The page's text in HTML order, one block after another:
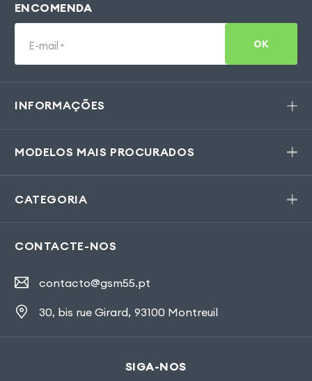
ENCOMENDA
E-mail * OK
INFORMAÇÕES
MODELOS MAIS PROCURADOS
CATEGORIA
CONTACTE-NOS
contacto@gsm55.pt
30, bis rue Girard, 93100 Montreuil
SIGA-NOS